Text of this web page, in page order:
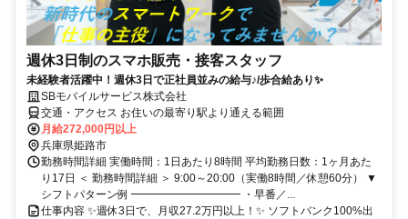
週休3日制のスマホ販売・接客スタッフ
未経験者活躍中！週休3日で正社員並みの給与♪/歩合給あり✨
SBモバイルサービス株式会社
交通・アクセス お住いの最寄り駅より通える範囲
月給272,000円以上
兵庫県姫路市
勤務時間詳細 実働時間：1日あたり8時間 平均勤務日数：1ヶ月あた
り17日 ＜ 勤務時間詳細 ＞ 9:00～20:00（実働8時間／休憩60分） ▼
シフトパターン例 ━━━━━━━━━━ ・早番／...
仕事内容 ✨週休3日で、月収27.2万円以上！✨ ソフトバンク100%出